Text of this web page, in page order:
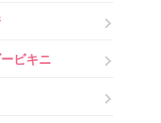
ビキニ